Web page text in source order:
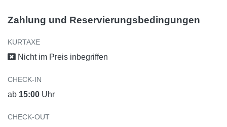
Zahlung und Reservierungsbedingungen
KURTAXE
Nicht im Preis inbegriffen
CHECK-IN
ab 15:00 Uhr
CHECK-OUT